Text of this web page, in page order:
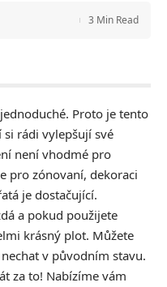
3 Min Read
Proto je tento
rádi vylepšují své
není vhodmé pro
pro zónovaní, dekoraci
je dostačující.
a pokud použijete
krásný plot. Můžete
v původním stavu.
za to! Nabízíme vám